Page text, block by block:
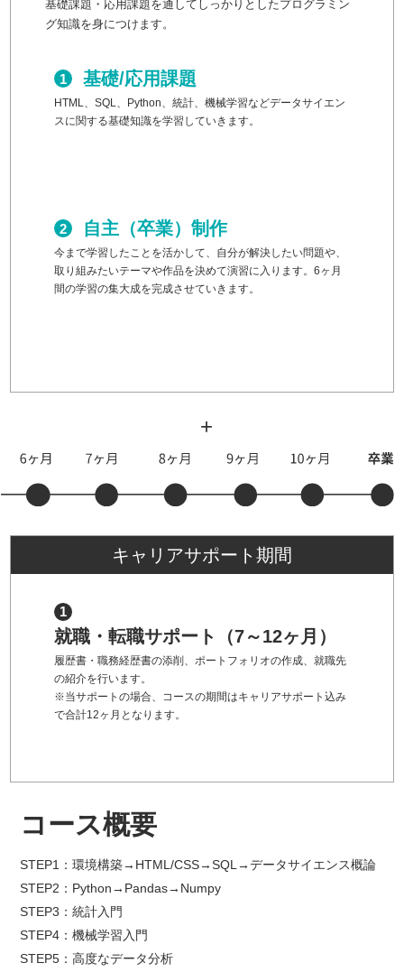
基礎課題・応用課題を通してしっかりとしたプログラミン
グ知識を身につけます。
基礎/応用課題
HTML、SQL、Python、統計、機械学習などデータサイエン
スに関する基礎知識を学習していきます。
自主（卒業）制作
今まで学習したことを活かして、自分が解決したい問題や、
取り組みたいテーマや作品を決めて演習に入ります。6ヶ月
間の学習の集大成を完成させていきます。
キャリアサポート期間
就職・転職サポート（7～12ヶ月）
履歴書・職務経歴書の添削、ポートフォリオの作成、就職先
の紹介を行います。
※当サポートの場合、コースの期間はキャリアサポート込み
で合計12ヶ月となります。
コース概要
STEP1：環境構築→HTML/CSS→SQL→データサイエンス概論
STEP2：Python→Pandas→Numpy
STEP3：統計入門
STEP4：機械学習入門
STEP5：高度なデータ分析